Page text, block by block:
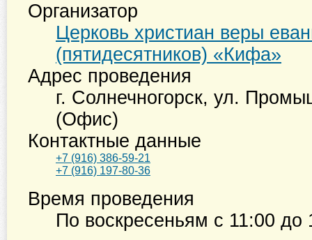
Организатор
Церковь христиан веры
(пятидесятников) «Кифа»
Адрес проведения
г. Солнечногорск, ул.
(Офис)
Контактные данные
+7 (916) 386-59-21
+7 (916) 197-80-36
Время проведения
По воскресеньям с 11:00 до